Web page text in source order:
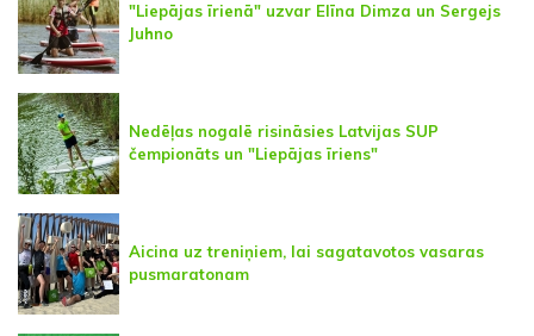
"Liepājas īrienā" uzvar Elīna Dimza un Sergejs
Juhno
Nedēļas nogalē risināsies Latvijas SUP
čempionāts un "Liepājas īriens"
Aicina uz treniņiem, lai sagatavotos vasaras
pusmaratonam